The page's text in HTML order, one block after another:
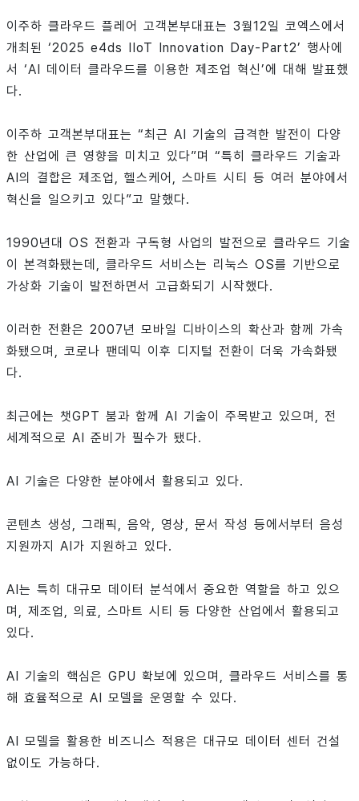
이주하 클라우드 플레어 고객본부대표는 3월12일 코엑스에서
개최된 ‘2025 e4ds IIoT Innovation Day-Part2’ 행사에
서 ‘AI 데이터 클라우드를 이용한 제조업 혁신’에 대해 발표했
다.
이주하 고객본부대표는 “최근 AI 기술의 급격한 발전이 다양
한 산업에 큰 영향을 미치고 있다”며 “특히 클라우드 기술과
AI의 결합은 제조업, 헬스케어, 스마트 시티 등 여러 분야에서
혁신을 일으키고 있다”고 말했다.
1990년대 OS 전환과 구독형 사업의 발전으로 클라우드 기술
이 본격화됐는데, 클라우드 서비스는 리눅스 OS를 기반으로
가상화 기술이 발전하면서 고급화되기 시작했다.
이러한 전환은 2007년 모바일 디바이스의 확산과 함께 가속
화됐으며, 코로나 팬데믹 이후 디지털 전환이 더욱 가속화됐
다.
최근에는 챗GPT 붐과 함께 AI 기술이 주목받고 있으며, 전
세계적으로 AI 준비가 필수가 됐다.
AI 기술은 다양한 분야에서 활용되고 있다.
콘텐츠 생성, 그래픽, 음악, 영상, 문서 작성 등에서부터 음성
지원까지 AI가 지원하고 있다.
AI는 특히 대규모 데이터 분석에서 중요한 역할을 하고 있으
며, 제조업, 의료, 스마트 시티 등 다양한 산업에서 활용되고
있다.
AI 기술의 핵심은 GPU 확보에 있으며, 클라우드 서비스를 통
해 효율적으로 AI 모델을 운영할 수 있다.
AI 모델을 활용한 비즈니스 적용은 대규모 데이터 센터 건설
없이도 가능하다.